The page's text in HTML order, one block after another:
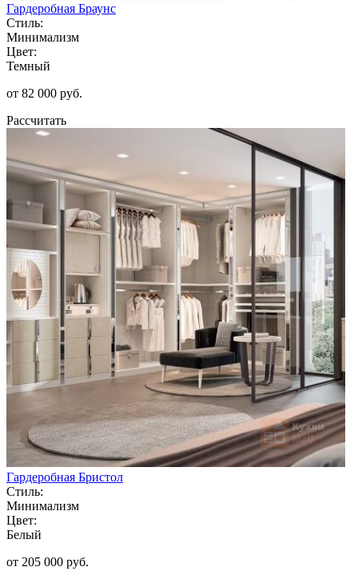
Гардеробная Браунс
Стиль:
Минимализм
Цвет:
Темный
от 82 000 руб.
Рассчитать
Гардеробная Бристол
Стиль:
Минимализм
Цвет:
Белый
от 205 000 руб.